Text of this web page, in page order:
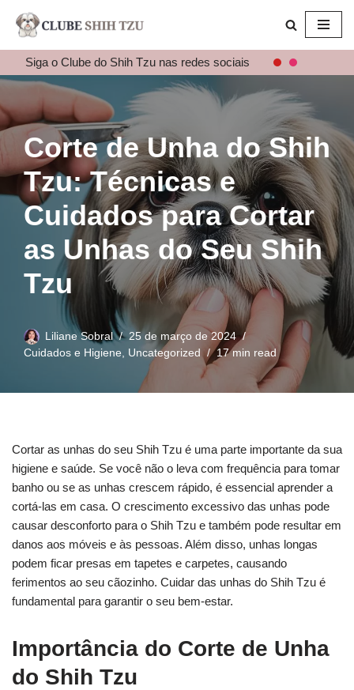
para
o
conteúdo
Siga o Clube do Shih Tzu nas redes sociais
Corte de Unha do Shih
Tzu: Técnicas e
Cuidados para Cortar
as Unhas do Seu Shih
Tzu
Liliane Sobral
25 de março de 2024
Cuidados e Higiene
Uncategorized 17 min read
Cortar as unhas do seu Shih Tzu é uma parte importante da sua
higiene e saúde. Se você não o leva com frequência para tomar
banho ou se as unhas crescem rápido, é essencial aprender a
cortá-las em casa. O crescimento excessivo das unhas pode
causar desconforto para o Shih Tzu e também pode resultar em
danos aos móveis e às pessoas. Além disso, unhas longas
podem ficar presas em tapetes e carpetes, causando
ferimentos ao seu cãozinho. Cuidar das unhas do Shih Tzu é
fundamental para garantir o seu bem-estar.
Importância do Corte de Unha
do Shih Tzu